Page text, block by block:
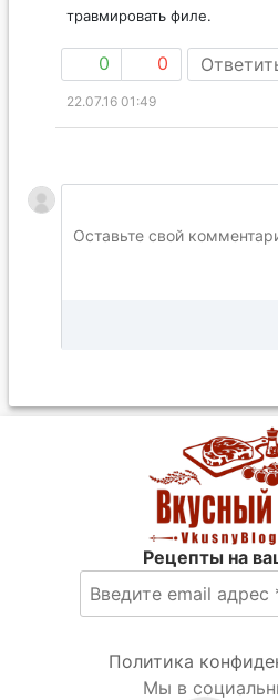
травмировать филе.
0 0
22.07.16 01:49
Рецепты на
Политика
Мы в